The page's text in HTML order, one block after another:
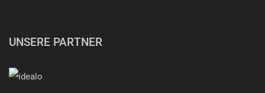
UNSERE PARTNER